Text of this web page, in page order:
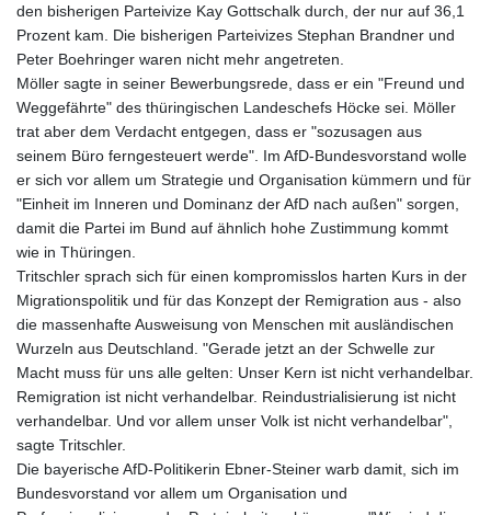
den bisherigen Parteivize Kay Gottschalk durch, der nur auf 36,1
Prozent kam. Die bisherigen Parteivizes Stephan Brandner und
Peter Boehringer waren nicht mehr angetreten.
Möller sagte in seiner Bewerbungsrede, dass er ein "Freund und
Weggefährte" des thüringischen Landeschefs Höcke sei. Möller
trat aber dem Verdacht entgegen, dass er "sozusagen aus
seinem Büro ferngesteuert werde". Im AfD-Bundesvorstand wolle
er sich vor allem um Strategie und Organisation kümmern und für
"Einheit im Inneren und Dominanz der AfD nach außen" sorgen,
damit die Partei im Bund auf ähnlich hohe Zustimmung kommt
wie in Thüringen.
Tritschler sprach sich für einen kompromisslos harten Kurs in der
Migrationspolitik und für das Konzept der Remigration aus - also
die massenhafte Ausweisung von Menschen mit ausländischen
Wurzeln aus Deutschland. "Gerade jetzt an der Schwelle zur
Macht muss für uns alle gelten: Unser Kern ist nicht verhandelbar.
Remigration ist nicht verhandelbar. Reindustrialisierung ist nicht
verhandelbar. Und vor allem unser Volk ist nicht verhandelbar",
sagte Tritschler.
Die bayerische AfD-Politikerin Ebner-Steiner warb damit, sich im
Bundesvorstand vor allem um Organisation und